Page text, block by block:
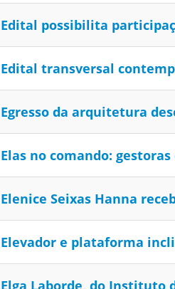
Edital possibilita
Edital transversal
Egresso da arquitetura
Elas no comando:
Elenice Seixas Hanna
Elevador e plataforma
Elga Laborde, do Instituto